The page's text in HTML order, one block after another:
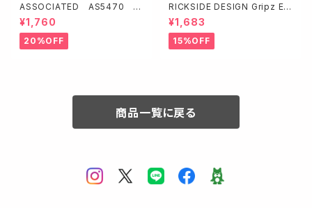
ASSOCIATED AS5470 F
T シリコンショックオイル25wt
(275 cSt/4oz)
¥1,760
20%OFF
RICKSIDE DESIGN Gripz Ev
o M3 グリップズエボ2/4WD リ
ア (インナーレス仕様) VP-413
-M3
¥1,683
15%OFF
商品一覧に戻る